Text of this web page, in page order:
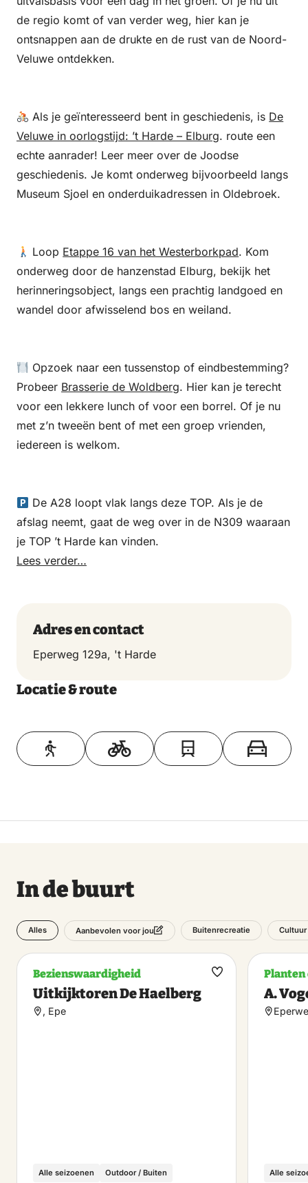
de regio komt of van verder weg, hier kan je
ontsnappen aan de drukte en de rust van de Noord-
Veluwe ontdekken.
Als je geïnteresseerd bent in geschiedenis, is De
Veluwe in oorlogstijd: ’t Harde – Elburg. route een
echte aanrader! Leer meer over de Joodse
geschiedenis. Je komt onderweg bijvoorbeeld langs
Museum Sjoel en onderduikadressen in Oldebroek.
Loop Etappe 16 van het Westerborkpad. Kom
onderweg door de hanzenstad Elburg, bekijk het
herinneringsobject, langs een prachtig landgoed en
wandel door afwisselend bos en weiland.
Opzoek naar een tussenstop of eindbestemming?
Probeer Brasserie de Woldberg. Hier kan je terecht
voor een lekkere lunch of voor een borrel. Of je nu
met z’n tweeën bent of met een groep vrienden,
iedereen is welkom.
De A28 loopt vlak langs deze TOP. Als je de
afslag neemt, gaat de weg over in de N309 waaraan
je TOP ’t Harde kan vinden.
Lees verder…
Adres en contact
Eperweg 129a, 't Harde
Locatie & route
Toon op kaart
In de buurt
Alles Aanbevolen voor jou Buitenrecreatie Cultuur
Bezienswaardigheid
Uitkijktoren De Haelberg
, Epe
Alle seizoenen Outdoor / Buiten
Maak
Planten
A.
Alle